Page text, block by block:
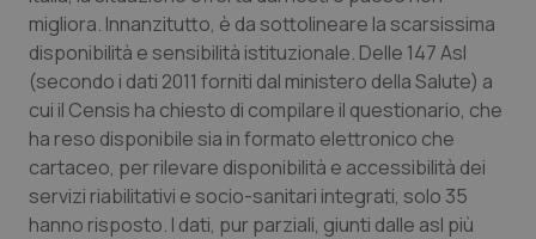
Salute orale & impianti
Sangue & coagulazione
Tiroide
Tumore al seno
migliora. Innanzitutto, è da sottolineare la scarsissima
disponibilità e sensibilità istituzionale. Delle 147 Asl
(secondo i dati 2011 forniti dal ministero della Salute) a
cui il Censis ha chiesto di compilare il questionario, che
ha reso disponibile sia in formato elettronico che
cartaceo, per rilevare disponibilità e accessibilità dei
servizi riabilitativi e socio-sanitari integrati, solo 35
hanno risposto. I dati, pur parziali, giunti dalle asl più